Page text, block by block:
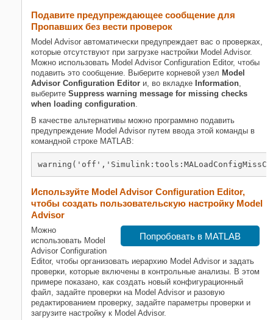
Подавите предупреждающее сообщение для
Пропавших без вести проверок
Model Advisor автоматически предупреждает вас о проверках,
которые отсутствуют при загрузке настройки Model Advisor.
Можно использовать Model Advisor Configuration Editor, чтобы
подавить это сообщение. Выберите корневой узел Model
Advisor Configuration Editor и, во вкладке Information
выберите Suppress warning message for missing checks
when loading configuration
В качестве альтернативы можно программно подавить
предупреждение Model Advisor путем ввода этой команды в
командной строке MATLAB:
Используйте Model Advisor Configuration Editor,
чтобы создать пользовательскую настройку Model
Advisor
Попробовать в MATLAB
Можно
использовать Model
Advisor Configuration
Editor, чтобы организовать иерархию Model Advisor и задать
проверки, которые включены в контрольные анализы. В этом
примере показано, как создать новый конфигурационный
файл, задайте проверки на Model Advisor и разовую
редактированием проверку, задайте параметры проверки и
загрузите настройку к Model Advisor.